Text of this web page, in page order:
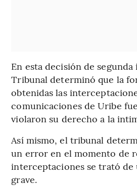
En esta decisión de segunda
Tribunal determinó que la
obtenidas las
comunicaciones de Uribe
violaron su derecho a la
Así mismo, el tribunal
un error en el momento de
interceptaciones se trató de
grave.